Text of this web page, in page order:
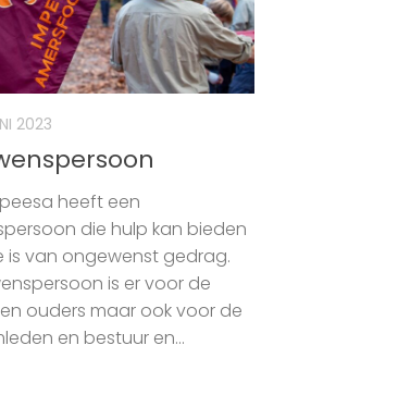
2023
heeft een
die hulp kan bieden
is van ongewenst gedrag.
is er voor de
ouders maar ook voor de
en bestuur en...